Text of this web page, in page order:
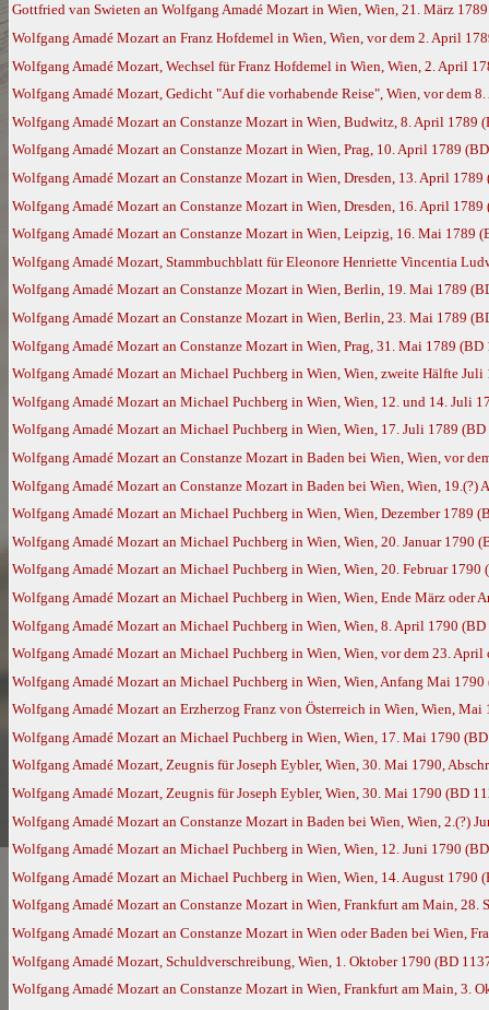
Gottfried van Swieten an Wolfgang Amadé Mozart in Wien, Wien, 21. März
Wolfgang Amadé Mozart an Franz Hofdemel in Wien, Wien, vor dem 2. April
Wolfgang Amadé Mozart, Wechsel für Franz Hofdemel in Wien, Wien, 2. April
Wolfgang Amadé Mozart, Gedicht "Auf die vorhabende Reise", Wien, vor dem
Wolfgang Amadé Mozart an Constanze Mozart in Wien, Budwitz, 8. April 1789
Wolfgang Amadé Mozart an Constanze Mozart in Wien, Prag, 10. April 1789
Wolfgang Amadé Mozart an Constanze Mozart in Wien, Dresden, 13. April 1789
Wolfgang Amadé Mozart an Constanze Mozart in Wien, Dresden, 16. April 1789
Wolfgang Amadé Mozart an Constanze Mozart in Wien, Leipzig, 16. Mai 1789
Wolfgang Amadé Mozart, Stammbuchblatt für Eleonore Henriette Vincentia
Wolfgang Amadé Mozart an Constanze Mozart in Wien, Berlin, 19. Mai 1789
Wolfgang Amadé Mozart an Constanze Mozart in Wien, Berlin, 23. Mai 1789
Wolfgang Amadé Mozart an Constanze Mozart in Wien, Prag, 31. Mai 1789 (BD
Wolfgang Amadé Mozart an Michael Puchberg in Wien, Wien, zweite Hälfte
Wolfgang Amadé Mozart an Michael Puchberg in Wien, Wien, 12. und 14. Juli
Wolfgang Amadé Mozart an Michael Puchberg in Wien, Wien, 17. Juli 1789
Wolfgang Amadé Mozart an Constanze Mozart in Baden bei Wien, Wien, vor
Wolfgang Amadé Mozart an Constanze Mozart in Baden bei Wien, Wien, 19.(?)
Wolfgang Amadé Mozart an Michael Puchberg in Wien, Wien, Dezember 1789
Wolfgang Amadé Mozart an Michael Puchberg in Wien, Wien, 20. Januar 1790
Wolfgang Amadé Mozart an Michael Puchberg in Wien, Wien, 20. Februar 1790
Wolfgang Amadé Mozart an Michael Puchberg in Wien, Wien, Ende März oder
Wolfgang Amadé Mozart an Michael Puchberg in Wien, Wien, 8. April 1790 (BD
Wolfgang Amadé Mozart an Michael Puchberg in Wien, Wien, vor dem 23.
Wolfgang Amadé Mozart an Michael Puchberg in Wien, Wien, Anfang Mai
Wolfgang Amadé Mozart an Erzherzog Franz von Österreich in Wien, Wien,
Wolfgang Amadé Mozart an Michael Puchberg in Wien, Wien, 17. Mai 1790
Wolfgang Amadé Mozart, Zeugnis für Joseph Eybler, Wien, 30. Mai 1790,
Wolfgang Amadé Mozart, Zeugnis für Joseph Eybler, Wien, 30. Mai 1790 (BD
Wolfgang Amadé Mozart an Constanze Mozart in Baden bei Wien, Wien, 2.(?)
Wolfgang Amadé Mozart an Michael Puchberg in Wien, Wien, 12. Juni 1790
Wolfgang Amadé Mozart an Michael Puchberg in Wien, Wien, 14. August 1790
Wolfgang Amadé Mozart an Constanze Mozart in Wien, Frankfurt am Main, 28.
Wolfgang Amadé Mozart an Constanze Mozart in Wien oder Baden bei Wien,
Wolfgang Amadé Mozart, Schuldverschreibung, Wien, 1. Oktober 1790 (BD
Wolfgang Amadé Mozart an Constanze Mozart in Wien, Frankfurt am Main, 3.